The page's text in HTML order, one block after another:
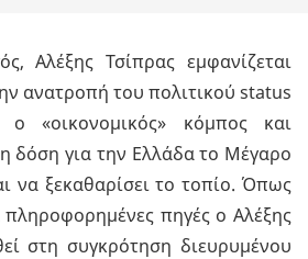
Αλέξης Τσίπρας εμφανίζεται
ανατροπή του πολιτικού status
«οικονομικός» κόμπος και
δόση για την Ελλάδα το Μέγαρο
να ξεκαθαρίσει το τοπίο. Όπως
πηγές ο Αλέξης
στη συγκρότηση διευρυμένου